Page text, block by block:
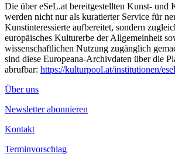
Die über eSeL.at bereitgestellten Kunst- und
werden nicht nur als kuratierter Service für
Kunstinteressierte aufbereitet, sondern
europäisches Kulturerbe der Allgemeinheit
wissenschaftlichen Nutzung zugänglich
sind diese Europeana-Archivdaten über die
abrufbar: https://kulturpool.at/institutionen/esel
Über uns
Newsletter abonnieren
Kontakt
Terminvorschlag